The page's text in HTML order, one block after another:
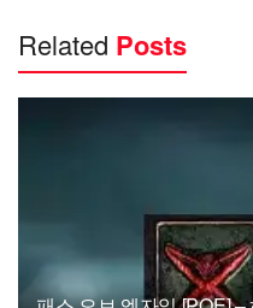
Related Posts